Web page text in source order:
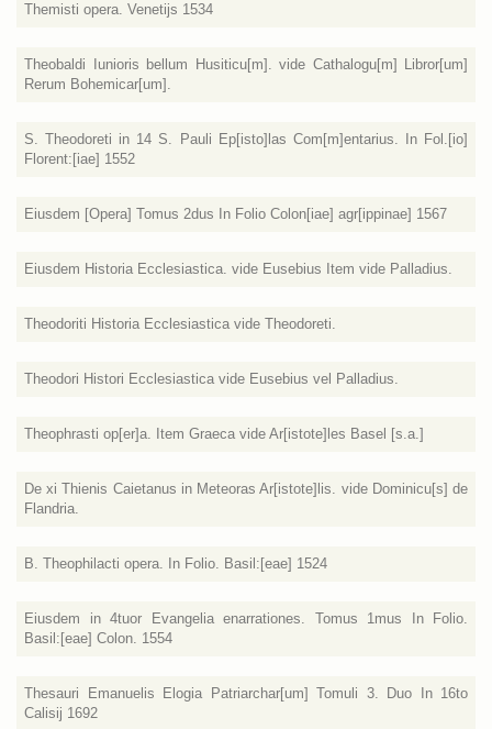
Themisti opera. Venetijs 1534
Theobaldi Iunioris bellum Husiticu[m]. vide Cathalogu[m] Libror[um]
Rerum Bohemicar[um].
S. Theodoreti in 14 S. Pauli Ep[isto]las Com[m]entarius. In Fol.[io]
Florent:[iae] 1552
Eiusdem [Opera] Tomus 2dus In Folio Colon[iae] agr[ippinae] 1567
Eiusdem Historia Ecclesiastica. vide Eusebius Item vide Palladius.
Theodoriti Historia Ecclesiastica vide Theodoreti.
Theodori Histori Ecclesiastica vide Eusebius vel Palladius.
Theophrasti op[er]a. Item Graeca vide Ar[istote]les Basel [s.a.]
De xi Thienis Caietanus in Meteoras Ar[istote]lis. vide Dominicu[s] de
Flandria.
B. Theophilacti opera. In Folio. Basil:[eae] 1524
Eiusdem in 4tuor Evangelia enarrationes. Tomus 1mus In Folio.
Basil:[eae] Colon. 1554
Thesauri Emanuelis Elogia Patriarchar[um] Tomuli 3. Duo In 16to
Calisij 1692